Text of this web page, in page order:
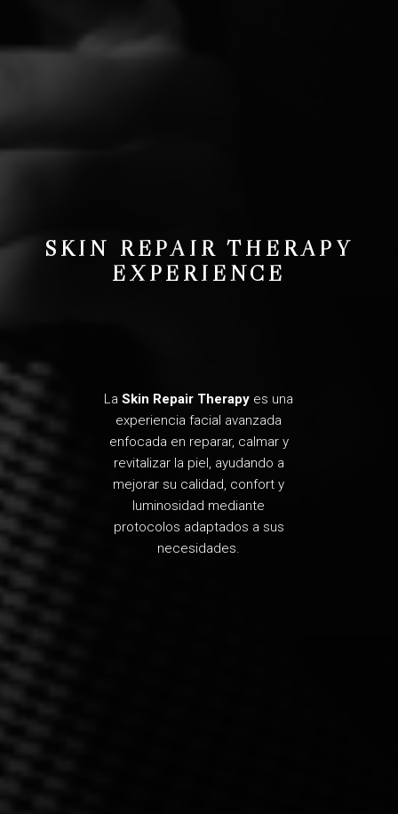
SKIN REPAIR THERAPY
EXPERIENCE
LaSkin Repair Therapy es una
experiencia facial avanzada
enfocada en reparar, calmar y
revitalizar la piel, ayudando a
mejorar su calidad, confort y
luminosidad mediante
protocolos adaptados a sus
necesidades.